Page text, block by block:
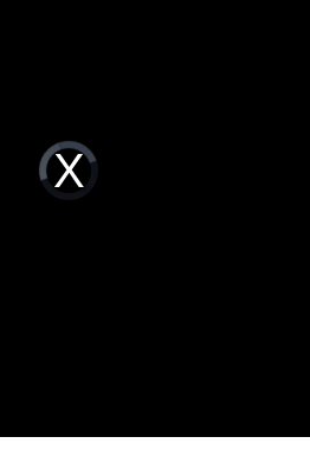
Video
Player
is
loading.